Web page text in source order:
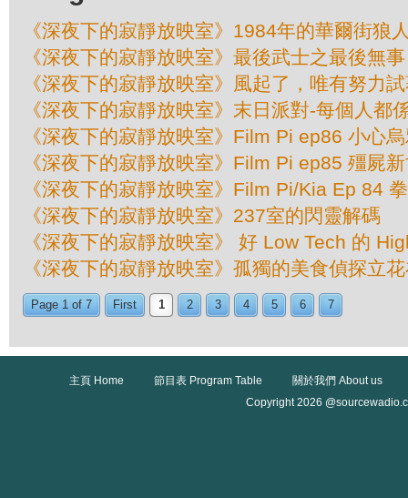
《深夜下的寂靜放映室》1984年的華爾街狼
《深夜下的寂靜放映室》最後武士之最後無事
《深夜下的寂靜放映室》風起了，唯有努力
《深夜下的寂靜放映室》末日派對-每個人都
《深夜下的寂靜放映室》Film Pi ep86 小心
《深夜下的寂靜放映室》Film Pi ep85 殭屍
《深夜下的寂靜放映室》Film Pi/Kia Ep 84
《深夜下的寂靜放映室》237室的閃靈解碼
《深夜下的寂靜放映室》 好 Low Tech 的
《深夜下的寂靜放映室》孤獨的美食偵探立
Page 1 of 7 First 1 2 3 4 5 6 7
主頁 Home 節目表 Program Table
關於我們 About us
Copyright 2026